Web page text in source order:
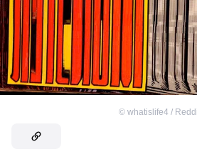
© whatislife4 /